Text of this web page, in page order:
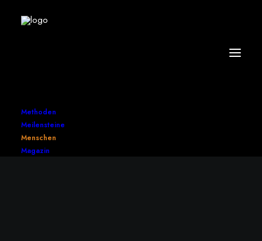
Methoden
Meilensteine
Menschen
Magazin